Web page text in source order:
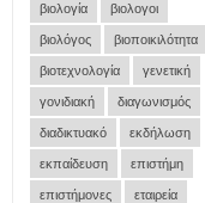
βιολογία βιολογοι
βιολόγος βιοποικιλότητα
βιοτεχνολογία γενετική
γονιδιακή διαγωνισμός
διαδικτυακό εκδήλωση
εκπαίδευση επιστήμη
επιστήμονες εταιρεία